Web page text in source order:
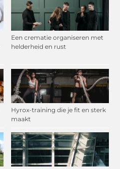
Een crematie organiseren met
helderheid en rust
Hyrox-training die je fit en sterk
maakt